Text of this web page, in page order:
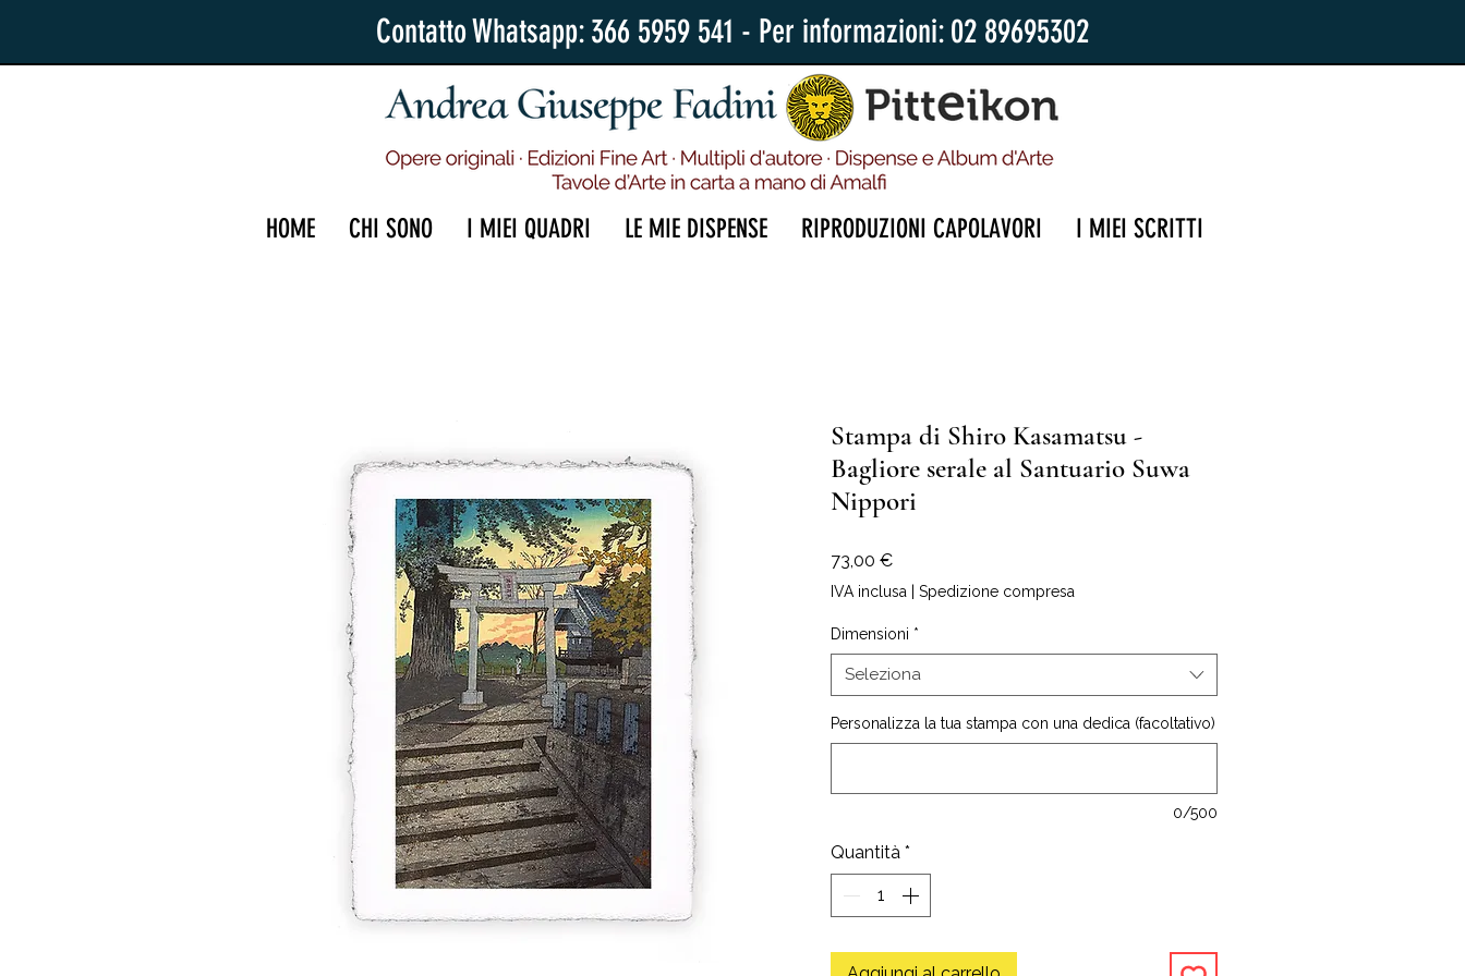
Contatto Whatsapp: 366 5959 541 - Per informazioni: 02 89695302
HOME CHI SONO I MIEI QUADRI LE MIE DISPENSE RIPRODUZIONI CAPOLAVORI I MIEI SCRITTI
Stampa di Shiro Kasamatsu -
Bagliore serale al Santuario Suwa
Nippori
73,00 €Prezzo
IVA inclusa Spedizione compresa
Dimensioni *
Seleziona
Personalizza la tua stampa con una dedica (facoltativo)
0/500
Quantità *